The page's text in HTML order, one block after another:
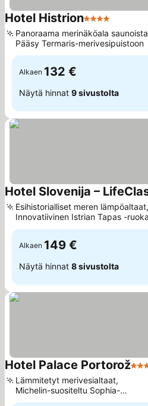
Hotel Histrion4 Tähtiluokitus
Panoraama merinäköala
Pääsy Termaris-merivesipuistoon
Alkaen 132 €
Näytä hinnat 9 sivustolta
Hotel Slovenija –
Esihistorialliset meren lämpöaltaat,
Innovatiivinen Istrian Tapas -
Alkaen 149 €
Näytä hinnat 8 sivustolta
Hotel Palace Portorož5
Lämmitetyt merivesialtaat,
Michelin-suositeltu Sophia-
ravintola